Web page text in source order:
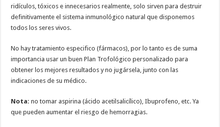
ridículos, tóxicos e innecesarios realmente, solo sirven para destruir
definitivamente el sistema inmunológico natural que disponemos
todos los seres vivos.
No hay tratamiento especifico (fármacos), por lo tanto es de suma
importancia usar un buen Plan Trofológico personalizado para
obtener los mejores resultados y no jugársela, junto con las
indicaciones de su médico.
Nota: no tomar aspirina (ácido acetilsalicílico), Ibuprofeno, etc. Ya
que pueden aumentar el riesgo de hemorragias.